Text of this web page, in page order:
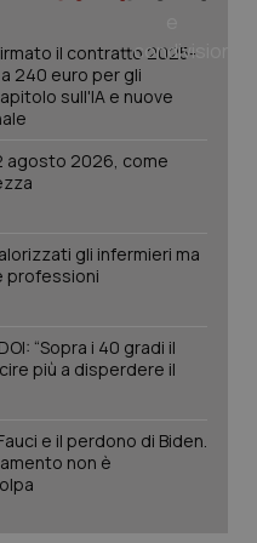
Collo
il contratto 2025-
240 euro per gli
sull'IA e nuove
agosto 2026, come
gli infermieri ma
professioni
“Sopra i 40 gradi il
più a disperdere il
e il perdono di Biden.
non è
CookieScript
www.quotidianosanita.it